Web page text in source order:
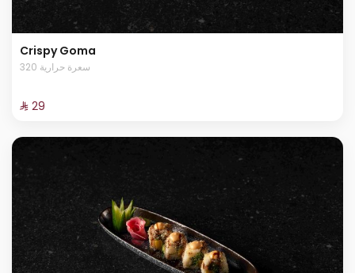
Crispy Goma
320 سعرة حرارية
⁨⁦‪‬ 29⁩